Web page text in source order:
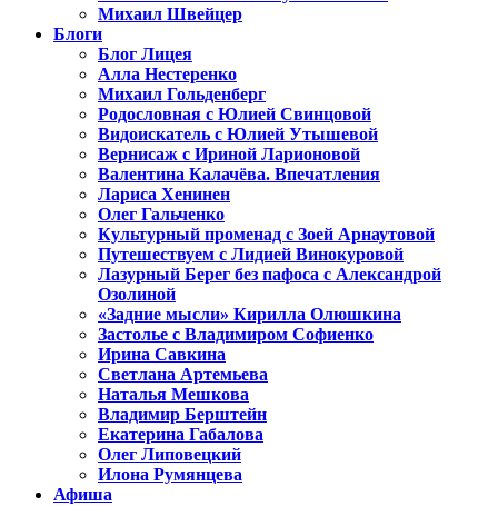
Михаил Швейцер
Блоги
Блог Лицея
Алла Нестеренко
Михаил Гольденберг
Родословная с Юлией Свинцовой
Видоискатель с Юлией Утышевой
Вернисаж с Ириной Ларионовой
Валентина Калачёва. Впечатления
Лариса Хенинен
Олег Гальченко
Культурный променад с Зоей Арнаутовой
Путешествуем с Лидией Винокуровой
Лазурный Берег без пафоса с Александрой
Озолиной
«Задние мысли» Кирилла Олюшкина
Застолье с Владимиром Софиенко
Ирина Савкина
Светлана Артемьева
Наталья Мешкова
Владимир Берштейн
Екатерина Габалова
Олег Липовецкий
Илона Румянцева
Афиша